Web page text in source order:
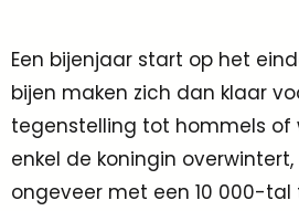
Een bijenjaar start op het
bijen maken zich dan klaar
tegenstelling tot hommels of
enkel de koningin
ongeveer met een 10 000-tal